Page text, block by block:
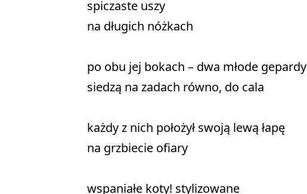
spiczaste uszy
na długich nóżkach
po obu jej bokach – dwa młode gepardy
siedzą na zadach równo, do cala
każdy z nich położył swoją lewą łapę
na grzbiecie ofiary
wspaniałe koty! stylizowane